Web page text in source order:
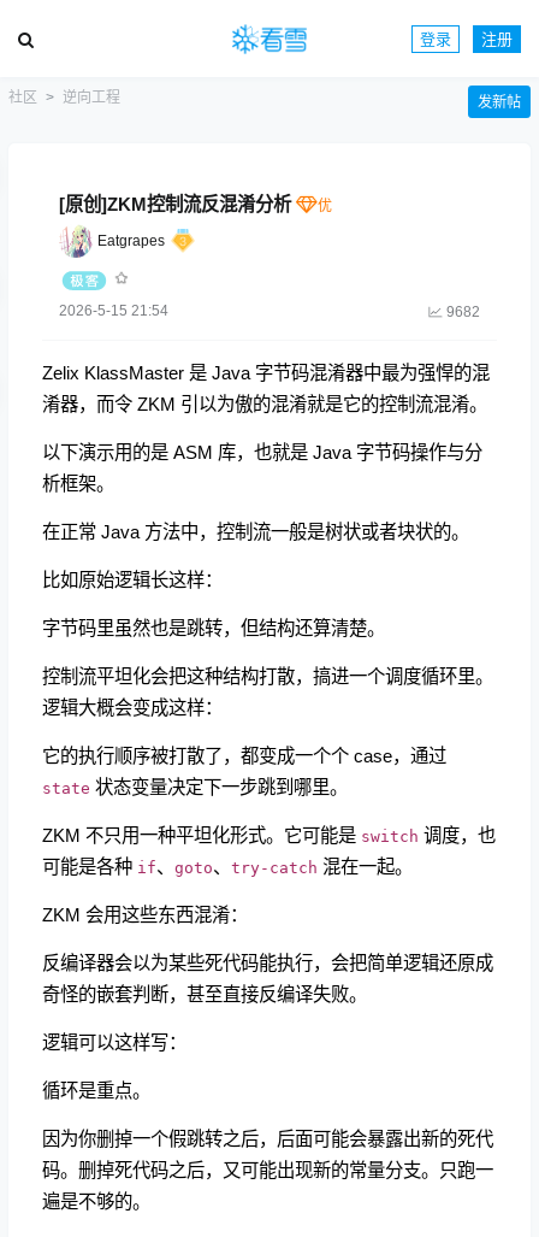
登录 注册
社区 逆向工程 发新帖
[原创]ZKM控制流反混淆分析
Eatgrapes
2026-5-15 21:54 9682
Zelix KlassMaster 是 Java 字节码混淆器中最为强悍的混
淆器，而令 ZKM 引以为傲的混淆就是它的控制流混淆。
以下演示用的是 ASM 库，也就是 Java 字节码操作与分
析框架。
在正常 Java 方法中，控制流一般是树状或者块状的。
比如原始逻辑长这样：
字节码里虽然也是跳转，但结构还算清楚。
控制流平坦化会把这种结构打散，搞进一个调度循环里。
逻辑大概会变成这样：
它的执行顺序被打散了，都变成一个个 case，通过
state 状态变量决定下一步跳到哪里。
ZKM 不只用一种平坦化形式。它可能是 switch 调度，也
可能是各种 if、 goto、 try-catch 混在一起。
ZKM 会用这些东西混淆：
反编译器会以为某些死代码能执行，会把简单逻辑还原成
奇怪的嵌套判断，甚至直接反编译失败。
逻辑可以这样写：
循环是重点。
因为你删掉一个假跳转之后，后面可能会暴露出新的死代
码。删掉死代码之后，又可能出现新的常量分支。只跑一
遍是不够的。